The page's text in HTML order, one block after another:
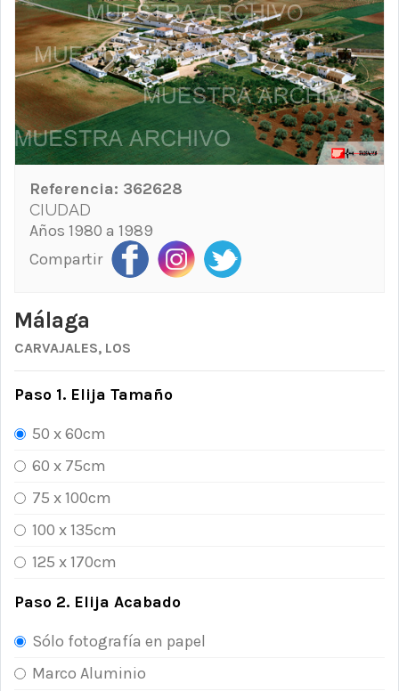
Referencia: 362628
CIUDAD
Años 1980 a 1989
Compartir
Málaga
CARVAJALES, LOS
Paso 1. Elija Tamaño
50 x 60cm
60 x 75cm
75 x 100cm
100 x 135cm
125 x 170cm
Paso 2. Elija Acabado
Sólo fotografía en papel
Marco Aluminio